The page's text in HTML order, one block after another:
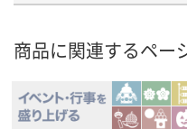
商品に関連するペー